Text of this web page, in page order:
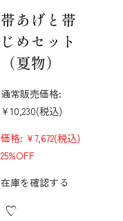
帯あげと帯
じめセット
（夏物）
通常販売価格:
¥10,230(税込)
価格: ¥7,672(税込)
25%OFF
在庫を確認する